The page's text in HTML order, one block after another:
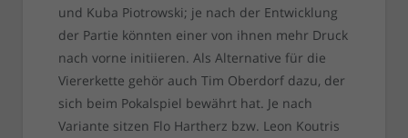
und Kuba Piotrowski; je nach der Entwicklung
der Partie könnten einer von ihnen mehr Druck
nach vorne initiieren. Als Alternative für die
Viererkette gehör auch Tim Oberdorf dazu, der
sich beim Pokalspiel bewährt hat. Je nach
Variante sitzen Flo Hartherz bzw. Leon Koutris